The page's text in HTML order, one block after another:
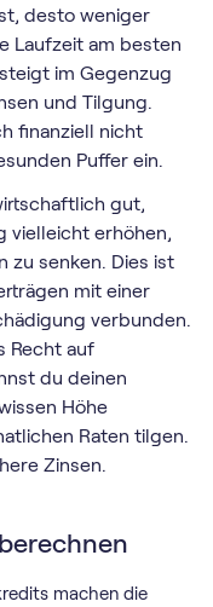
desto weniger
Laufzeit am besten
im Gegenzug
und Tilgung.
finanziell nicht
Puffer ein.
gut,
vielleicht erhöhen,
zu senken. Dies ist
mit einer
verbunden.
Recht auf
du deinen
Höhe
Raten tilgen.
Zinsen.
machen die